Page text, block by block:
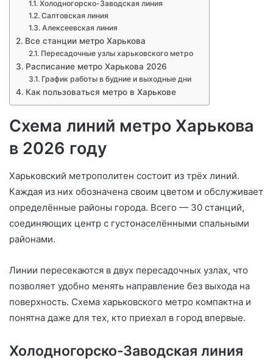
Холодногорско-Заводская линия
Салтовская линия
Алексеевская линия
Все станции метро Харькова
Пересадочные узлы харьковского метро
Расписание метро Харькова 2026
График работы в будние и выходные дни
Как пользоваться метро в Харькове
Схема линий метро Харькова
в 2026 году
Харьковский метрополитен состоит из трёх линий.
Каждая из них обозначена своим цветом и обслуживает
определённые районы города. Всего — 30 станций,
соединяющих центр с густонаселёнными спальными
районами.
Линии пересекаются в двух пересадочных узлах, что
позволяет удобно менять направление без выхода на
поверхность. Схема харьковского метро компактна и
понятна даже для тех, кто приехал в город впервые.
Холодногорско-Заводская линия